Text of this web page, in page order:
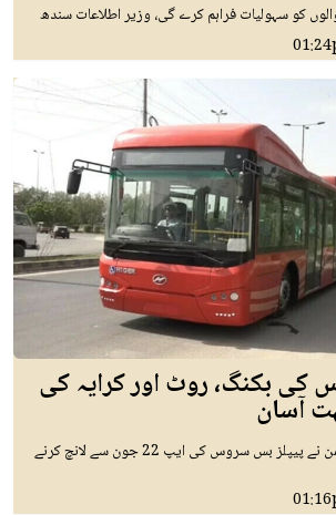
کو سہولیات فراہم کرے گی، وزیر اطلاعات سندھ
کی بکنگ، روٹ اور کرایہ کی
آسان
صوبائی وزیر شرجیل میمن نے پیپلز بس سروس کی ایپ 22 جون سے لانچ کرنے